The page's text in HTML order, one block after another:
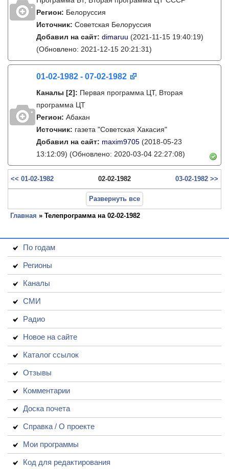
Регион: Белоруссия
Источник: Советская Белоруссия
Добавил на сайт: dimaruu (2021-11-15 19:40:19)
(Обновлено: 2021-12-15 20:21:31)
01-02-1982 - 07-02-1982
Каналы [2]: Первая программа ЦТ, Вторая
программа ЦТ
Регион: Абакан
Источник: газета "Советская Хакасия"
Добавил на сайт: maxim9705 (2018-05-23
13:12:09) (Обновлено: 2020-03-04 22:27:08)
<< 01-02-1982 02-02-1982 03-02-1982 >>
Развернуть все
Главная » Телепрограмма на 02-02-1982
По годам
Регионы
Каналы
СМИ
Радио
Новое на сайте
Каталог ссылок
Отзывы
Комментарии
Доска почета
Справка / О проекте
Мои программы
Код для редактирования